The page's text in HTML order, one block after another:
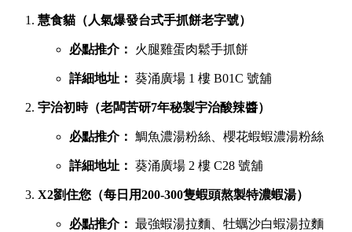
慧食貓（人氣爆發台式手抓餅老字號）
必點推介： 火腿雞蛋肉鬆手抓餅
詳細地址： 葵涌廣場 1 樓 B01C 號舖
宇治初時（老闆苦研7年秘製宇治酸辣醬）
必點推介： 鯛魚濃湯粉絲、櫻花蝦蝦濃湯粉絲
詳細地址： 葵涌廣場 2 樓 C28 號舖
X2劉住您（每日用200-300隻蝦頭熬製特濃蝦湯）
必點推介： 最強蝦湯拉麵、牡蠣沙白蝦湯拉麵